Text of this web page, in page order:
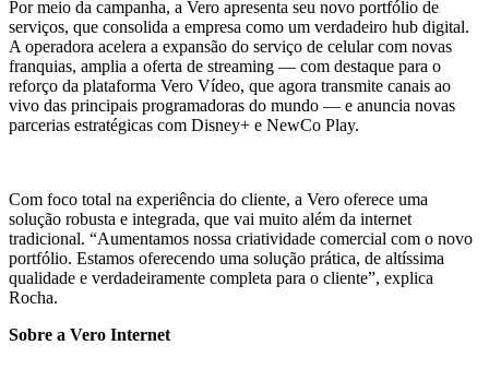
Por meio da campanha, a Vero apresenta seu novo portfólio de
serviços, que consolida a empresa como um verdadeiro hub digital.
A operadora acelera a expansão do serviço de celular com novas
franquias, amplia a oferta de streaming — com destaque para o
reforço da plataforma Vero Vídeo, que agora transmite canais ao
vivo das principais programadoras do mundo — e anuncia novas
parcerias estratégicas com Disney+ e NewCo Play.
Com foco total na experiência do cliente, a Vero oferece uma
solução robusta e integrada, que vai muito além da internet
tradicional. “Aumentamos nossa criatividade comercial com o novo
portfólio. Estamos oferecendo uma solução prática, de altíssima
qualidade e verdadeiramente completa para o cliente”, explica
Rocha.
Sobre a Vero Internet